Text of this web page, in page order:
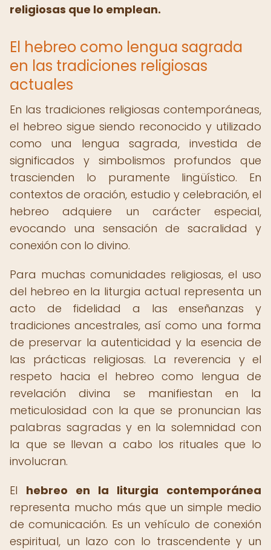
religiosas que lo emplean.
El hebreo como lengua sagrada
en las tradiciones religiosas
actuales
En las tradiciones religiosas contemporáneas,
el hebreo sigue siendo reconocido y utilizado
como una lengua sagrada, investida de
significados y simbolismos profundos que
trascienden lo puramente lingüístico. En
contextos de oración, estudio y celebración, el
hebreo adquiere un carácter especial,
evocando una sensación de sacralidad y
conexión con lo divino.
Para muchas comunidades religiosas, el uso
del hebreo en la liturgia actual representa un
acto de fidelidad a las enseñanzas y
tradiciones ancestrales, así como una forma
de preservar la autenticidad y la esencia de
las prácticas religiosas. La reverencia y el
respeto hacia el hebreo como lengua de
revelación divina se manifiestan en la
meticulosidad con la que se pronuncian las
palabras sagradas y en la solemnidad con
la que se llevan a cabo los rituales que lo
involucran.
El hebreo en la liturgia contemporánea
representa mucho más que un simple medio
de comunicación. Es un vehículo de conexión
espiritual, un lazo con lo trascendente y un